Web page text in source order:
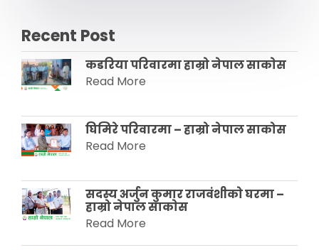
Recent Post
कडरिया परिवारमा हाम्राे नेपाल साकाेस
Read More
घिमिरे परिवारमा – हाम्रो नेपाल साकोस
Read More
सदस्य अर्जुन कुमार राजवंशीकाे घरमा –
हाम्रो नेपाल साकाेस
Read More